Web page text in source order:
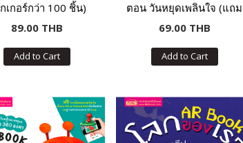
เกอร์กว่า 100 ชิ้น)
89.00 THB
Add to Cart
ตอน วันหยุดเพลินใจ (แถม
ฟรี! สติกเกอร์กว่า 150 ชิ้น)
69.00 THB
Add to Cart